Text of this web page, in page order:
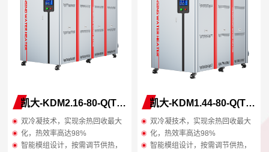
体积小，可分布式安装，减少长
距离管损
体积小，可分布式安装，减少长
距离管损
凯大-KDM2.16-80-Q(T/Y)
双冷凝技术，实现余热回收最大
化，热效率高达98%
智能模组设计，按需调节供热，
凯大-KDM1.44-80-Q(T/Y)
双冷凝技术，实现余热回收最大
化，热效率高达98%
智能模组设计，按需调节供热，